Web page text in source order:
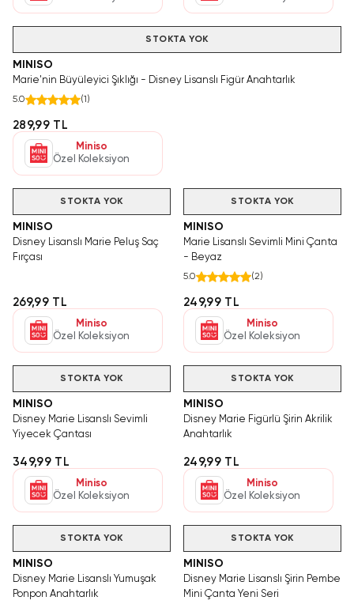
STOKTA YOK
MINISO
Marie'nin Büyüleyici Şıklığı - Disney Lisanslı Figür Anahtarlık
5.0 (1 )
289,99 TL
Miniso
Özel Koleksiyon
STOKTA YOK
MINISO
Disney Lisanslı Marie Peluş Saç
Fırçası
269,99 TL
Miniso
Özel Koleksiyon
STOKTA YOK
MINISO
Marie Lisanslı Sevimli Mini Çanta
- Beyaz
5.0 (2)
249,99 TL
Miniso
Özel Koleksiyon
STOKTA YOK
MINISO
Disney Marie Lisanslı Sevimli
Yiyecek Çantası
349,99 TL
Miniso
Özel Koleksiyon
STOKTA YOK
MINISO
Disney Marie Figürlü Şirin Akrilik
Anahtarlık
249,99 TL
Miniso
Özel Koleksiyon
STOKTA YOK
MINISO
Disney Marie Lisanslı Yumuşak
Ponpon Anahtarlık
STOKTA YOK
MINISO
Disney Marie Lisanslı Şirin Pembe
Mini Çanta Yeni Seri